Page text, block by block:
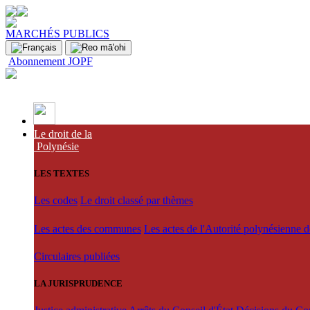
MARCHÉS PUBLICS
Abonnement JOPF
Le droit de la
Polynésie
LES TEXTES
Les codes Le droit classé par thèmes
Les actes des communes Les actes de l'Autorité polynésienne
Circulaires publiées
LA JURISPRUDENCE